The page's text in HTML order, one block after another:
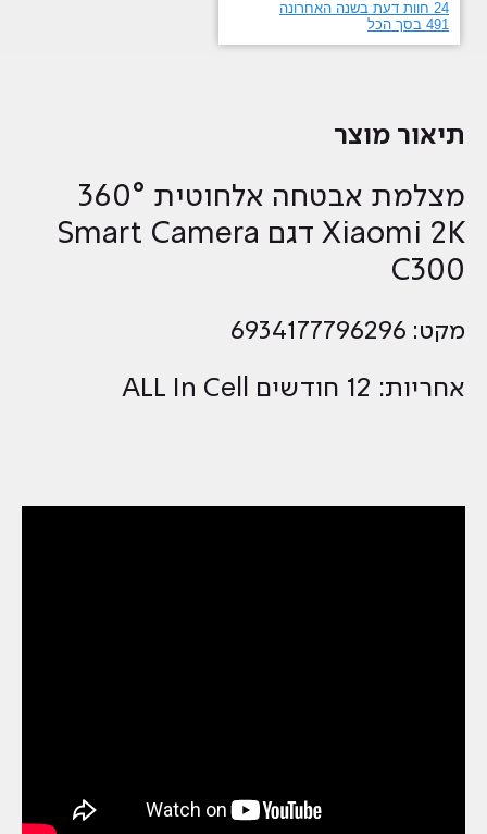
תיאור מוצר
מצלמת אבטחה אלחוטית 360°
Xiaomi 2K דגם Smart Camera
C300
מקט: 6934177796296
אחריות: 12 חודשים ALL In Cell